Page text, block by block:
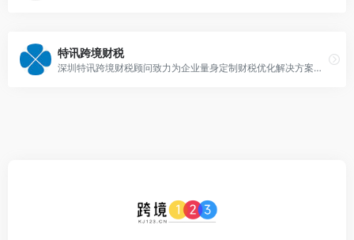
特讯跨境财税
深圳特讯跨境财税顾问致力为企业量身定制财税优化解决方案，为跨境企业提供香港公司、美国公司注册开户，税收筹划，财税合规和规划，财税培训，境外投资备案ODI,上市ipo辅导等一站式财税服务。